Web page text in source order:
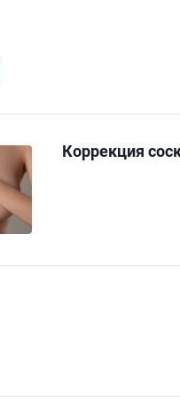
Коррекция